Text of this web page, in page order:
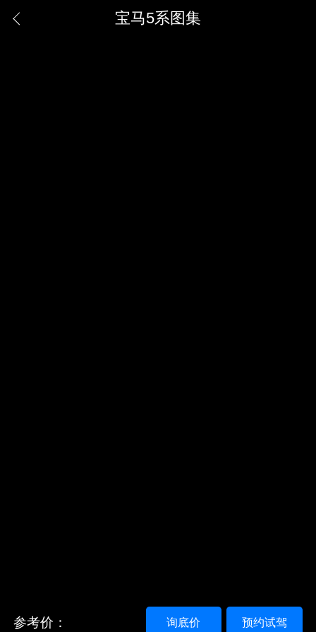
宝马5系图集
参考价： 预约试驾
询底价